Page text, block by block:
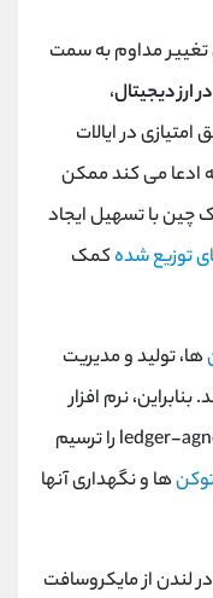
تغییر مداوم به سمت
دیجیتال،
در ایالات
ادعا می کند ممکن
چین با تسهیل ایجاد
توزیع شدهکمک
ها، تولید و مدیریت
نرم افزار
ledger- را ترسیم
ها و نگهداری آنها
در لندن از مایکروسافت